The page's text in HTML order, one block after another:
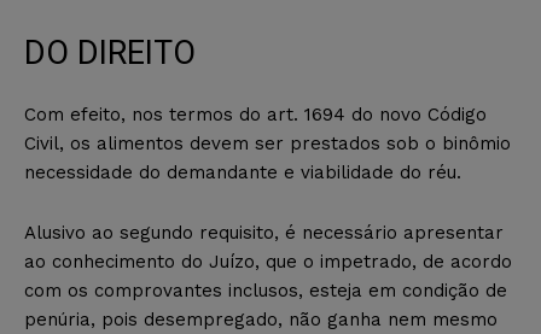
DO DIREITO
Com efeito, nos termos do art. 1694 do novo Código
Civil, os alimentos devem ser prestados sob o binômio
necessidade do demandante e viabilidade do réu.
Alusivo ao segundo requisito, é necessário apresentar
ao conhecimento do Juízo, que o impetrado, de acordo
com os comprovantes inclusos, esteja em condição de
penúria, pois desempregado, não ganha nem mesmo